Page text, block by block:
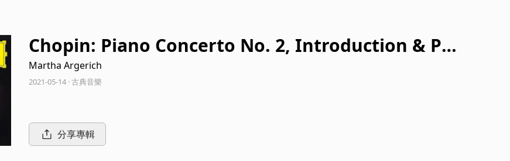
Chopin: Piano Concerto No. 2, Introduction & Pol
onaise brillante; Cello Sonata
Martha Argerich
2021-05-14 · 古典音樂
分享專輯